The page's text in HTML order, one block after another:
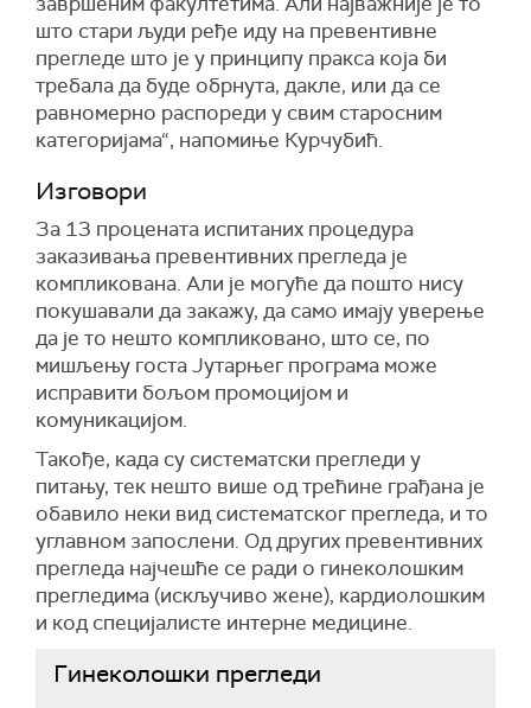
што стари људи ређе иду на превентивне
прегледе што је у принципу пракса која би
требала да буде обрнута, дакле, или да се
равномерно распореди у свим старосним
категоријама“, напомиње Курчубић.
Изговори
За 13 процената испитаних процедура
заказивања превентивних прегледа је
компликована. Али је могуће да пошто нису
покушавали да закажу, да само имају уверење
да је то нешто компликовано, што се, по
мишљењу госта Јутарњег програма може
исправити бољом промоцијом и
комуникацијом.
Такође, када су систематски прегледи у
питању, тек нешто више од трећине грађана је
обавило неки вид систематског прегледа, и то
углавном запослени. Од других превентивних
прегледа најчешће се ради о гинеколошким
прегледима (искључиво жене), кардиолошким
и код специјалисте интерне медицине.
Гинеколошки прегледи